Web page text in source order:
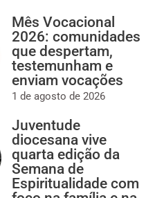
Mês Vocacional
2026: comunidades
que despertam,
testemunham e
enviam vocações
1 de agosto de 2026
Juventude
diocesana vive
quarta edição da
Semana de
Espiritualidade com